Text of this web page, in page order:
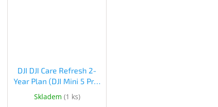
DJI DJI Care Refresh 2-
Year Plan (DJI Mini 5 Pro)
Skladem (1 ks)